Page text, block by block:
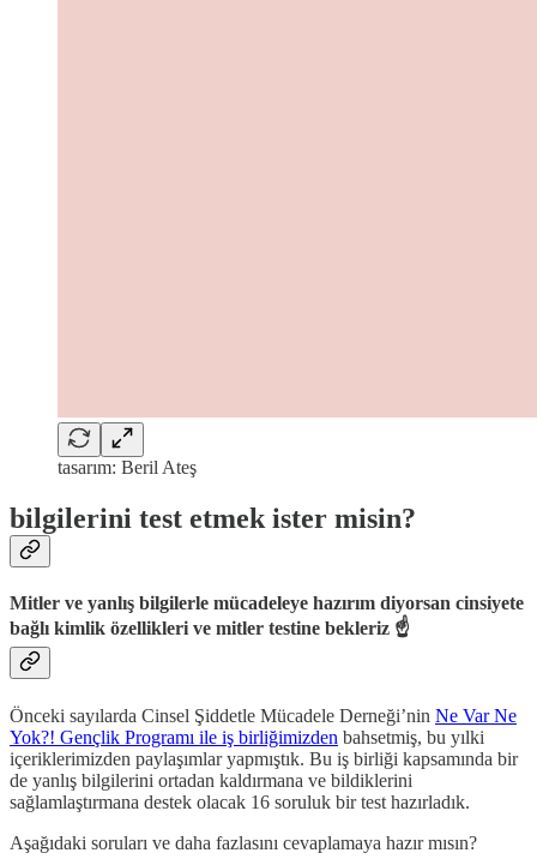
tasarım: Beril Ateş
bilgilerini test etmek ister misin?
Mitler ve yanlış bilgilerle mücadeleye hazırım diyorsan cinsiyete
bağlı kimlik özellikleri ve mitler testine bekleriz ☝️
Önceki sayılarda Cinsel Şiddetle Mücadele Derneği’nin Ne Var Ne
Yok?! Gençlik Programı ile iş birliğimizden bahsetmiş, bu yılki
içeriklerimizden paylaşımlar yapmıştık. Bu iş birliği kapsamında bir
de yanlış bilgilerini ortadan kaldırmana ve bildiklerini
sağlamlaştırmana destek olacak 16 soruluk bir test hazırladık.
Aşağıdaki soruları ve daha fazlasını cevaplamaya hazır mısın?